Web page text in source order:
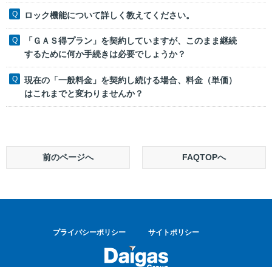
ロック機能について詳しく教えてください。
「ＧＡＳ得プラン」を契約していますが、このまま継続
するために何か手続きは必要でしょうか？
現在の「一般料金」を契約し続ける場合、料金（単価）
はこれまでと変わりませんか？
前のページへ FAQTOPへ
プライバシーポリシー サイトポリシー